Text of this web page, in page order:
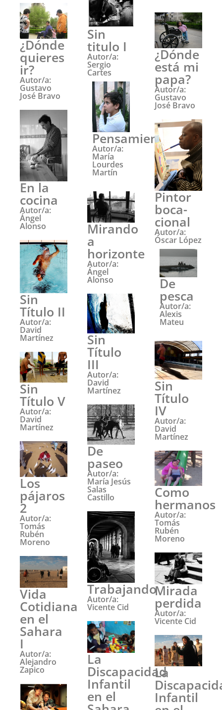
¿Dónde
quieres
ir?
Autor/a:
Gustavo
José Bravo
En la
cocina
Autor/a:
Ángel
Alonso
Sin
Título II
Autor/a:
David
Martínez
Sin
Título V
Autor/a:
David
Martínez
Los
pájaros
2
Autor/a:
Tomás
Rubén
Moreno
Vida
Cotidiana
en el
Sahara
I
Autor/a:
Alejandro
Zapico
Sin
titulo I
Autor/a:
Sergio
Cartes
Pensamientos
Autor/a:
María
Lourdes
Martín
Mirando
a
horizonte
Autor/a:
Ángel
Alonso
Sin
Título
III
Autor/a:
David
Martínez
De
paseo
Autor/a:
María Jesús
Salas
Castillo
Trabajando
Autor/a:
Vicente Cid
La
Discapacidad
Infantil
en el
¿Dónde
está mi
papa?
Autor/a:
Gustavo
José Bravo
Pintor
boca-
cional
Autor/a:
Óscar López
De
pesca
Autor/a:
Alexis
Mateu
Sin
Título
IV
Autor/a:
David
Martínez
Como
hermanos
Autor/a:
Tomás
Rubén
Moreno
Mirada
perdida
Autor/a:
Vicente Cid
La
Infantil